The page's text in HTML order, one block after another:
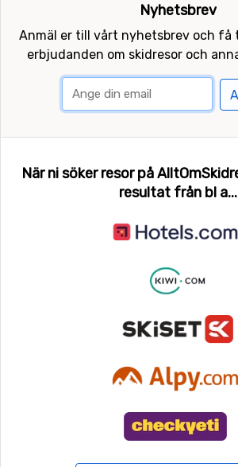
Nyhetsbrev
Anmäl er till vårt nyhetsbrev och få
erbjudanden om skidresor och
När ni söker resor på
resultat från bl a...